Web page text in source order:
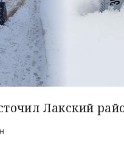
Лакский